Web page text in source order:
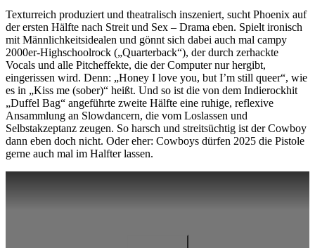
Texturreich produziert und theatralisch inszeniert, sucht Phoenix auf
der ersten Hälfte nach Streit und Sex – Drama eben. Spielt ironisch
mit Männlichkeitsidealen und gönnt sich dabei auch mal campy
2000er-Highschoolrock („Quarterback“), der durch zerhackte
Vocals und alle Pitcheffekte, die der Computer nur hergibt,
eingerissen wird. Denn: „Honey I love you, but I’m still queer“, wie
es in „Kiss me (sober)“ heißt. Und so ist die von dem Indierockhit
„Duffel Bag“ angeführte zweite Hälfte eine ruhige, reflexive
Ansammlung an Slowdancern, die vom Loslassen und
Selbstakzeptanz zeugen. So harsch und streitsüchtig ist der Cowboy
dann eben doch nicht. Oder eher: Cowboys dürfen 2025 die Pistole
gerne auch mal im Halfter lassen.